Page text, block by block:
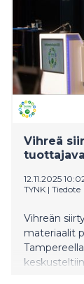
Vihreä
12.11.2025
TYNK | Tiedote
Vihreän
materiaalit